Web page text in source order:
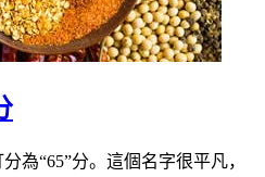
為“65”分。這個名字很平凡，